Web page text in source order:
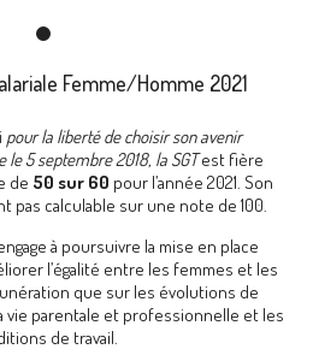
Femme/Homme 2021
pour la liberté de choisir son avenir
5 septembre 2018, la SGTest fière
de 50 sur 60 pour l’année 2021. Son
pas calculable sur une note de 100.
à poursuivre la mise en place
l’égalité entre les femmes et les
que sur les évolutions de
vie parentale et professionnelle et les
de travail.